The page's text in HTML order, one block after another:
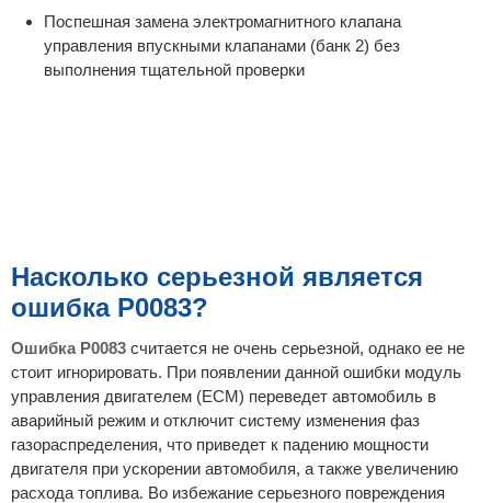
Поспешная замена электромагнитного клапана
управления впускными клапанами (банк 2) без
выполнения тщательной проверки
Насколько серьезной является
ошибка P0083?
Ошибка P0083 считается не очень серьезной, однако ее не
стоит игнорировать. При появлении данной ошибки модуль
управления двигателем (ECM) переведет автомобиль в
аварийный режим и отключит систему изменения фаз
газораспределения, что приведет к падению мощности
двигателя при ускорении автомобиля, а также увеличению
расхода топлива. Во избежание серьезного повреждения